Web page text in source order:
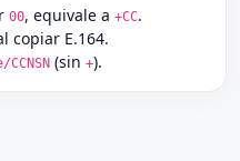
00, equivale a +CC.
copiar E.164.
CCNSN (sin +).